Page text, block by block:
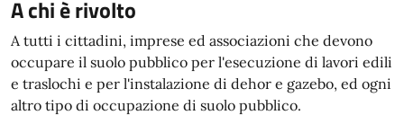
A chi è rivolto
A tutti i cittadini, imprese ed associazioni che devono
occupare il suolo pubblico per l'esecuzione di lavori edili
e traslochi e per l'instalazione di dehor e gazebo, ed ogni
altro tipo di occupazione di suolo pubblico.